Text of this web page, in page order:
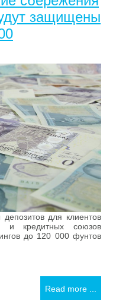
защищены
для клиентов
и кредитных союзов
до 120 000 фунтов
Read more ...